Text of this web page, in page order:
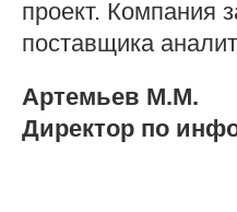
проект. Компания
поставщика
Артемьев М.М.
Директор по